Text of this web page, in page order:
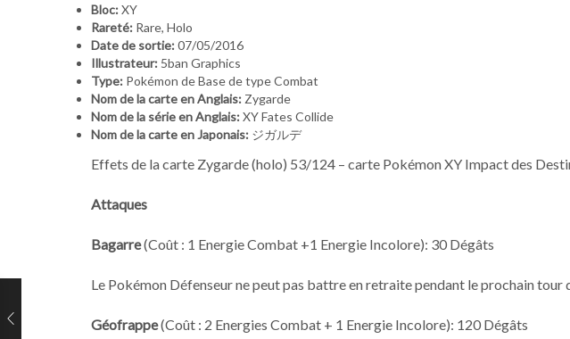
Bloc:XY
Rareté: Rare, Holo
Date de sortie:07/05/2016
Illustrateur: 5ban Graphics
Type: Pokémon de Base de type Combat
Nom de la carte en Anglais: Zygarde
Nom de la série en Anglais:XY Fates Collide
Nom de la carte en Japonais: ジガルデ
Effets de la carte Zygarde (holo) 53/124 – carte Pokémon XY Impact des
Attaques
Bagarre(Coût : 1 Energie Combat +1 Energie Incolore): 30 Dégâts
Le Pokémon Défenseur ne peut pas battre en retraite pendant le prochain tour
Géofrappe(Coût : 2 Energies Combat + 1 Energie Incolore): 120 Dégâts